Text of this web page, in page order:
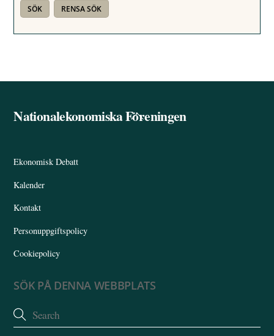
Back
Nationalekonomiska Föreningen
Ekonomisk Debatt
Kalender
Kontakt
Personuppgiftspolicy
Cookiepolicy
SÖK PÅ DENNA WEBBPLATS